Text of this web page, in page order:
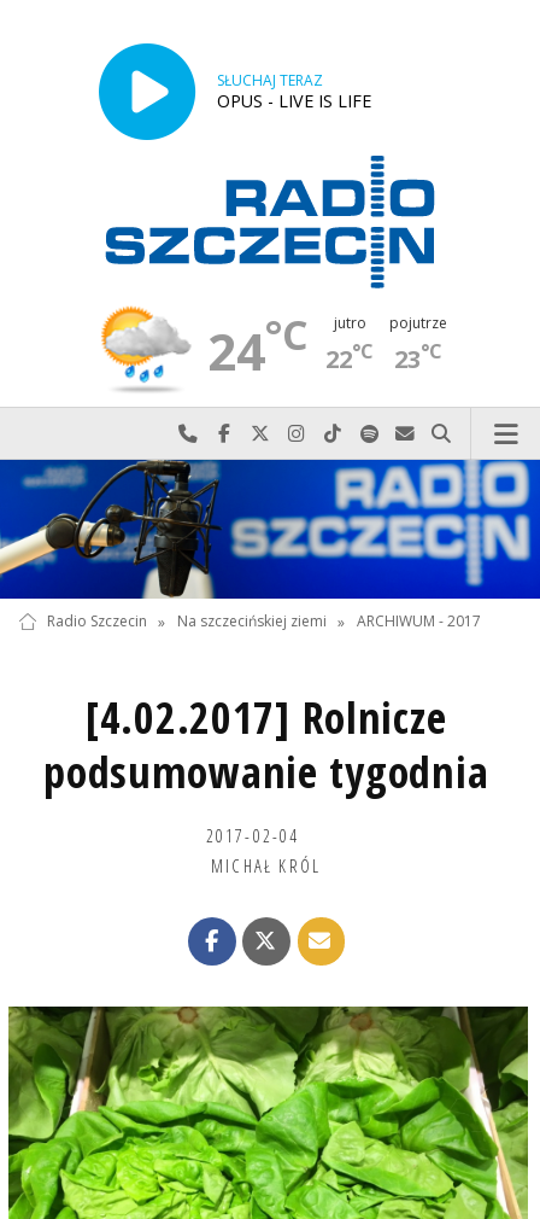
SŁUCHAJ TERAZ
OPUS - LIVE IS LIFE
24°C jutro
22°C
pojutrze
23°C
Najlepiej po prostu do nas zadzwoń
Odwiedź nas na Facebook-u
Odwiedź nas na X
Odwiedź nas na Instagram-ie
Odwiedź nas na TikTok-u
Szukaj nas na Spotify
Wyślij do nas
Szukaj
Radio Szczecin » Na szczecińskiej ziemi » ARCHIWUM - 2017
[4.02.2017] Rolnicze
podsumowanie tygodnia
2017-02-04
MICHAŁ KRÓL